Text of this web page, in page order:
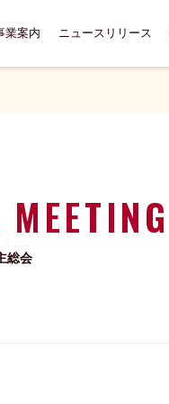
業案内 ニュースリリース
総会